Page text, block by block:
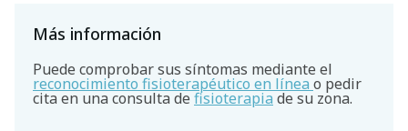
Más información
Puede comprobar sus síntomas mediante el
reconocimiento fisioterapéutico en línea o pedir
cita en una consulta de fisioterapia de su zona.